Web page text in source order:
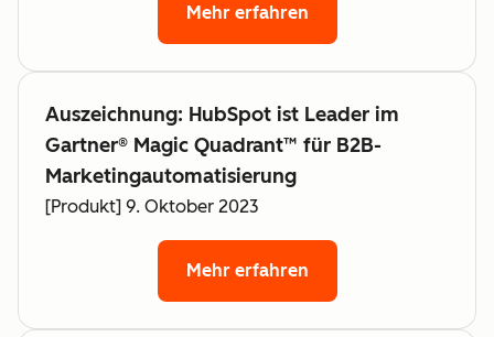
Mehr erfahren
Auszeichnung: HubSpot ist Leader im
Gartner® Magic Quadrant™ für B2B-
Marketingautomatisierung
[Produkt] 9. Oktober 2023
Mehr erfahren